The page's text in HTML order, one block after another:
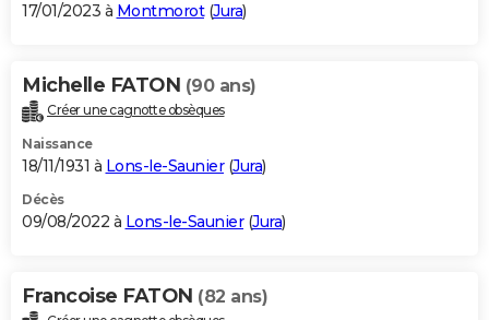
17/01/2023 à Montmorot(Jura)
Michelle FATON (90 ans)
Créer une cagnotte obsèques
Naissance
18/11/1931 à Lons-le-Saunier(Jura)
Décès
09/08/2022 à Lons-le-Saunier(Jura)
Francoise FATON (82 ans)